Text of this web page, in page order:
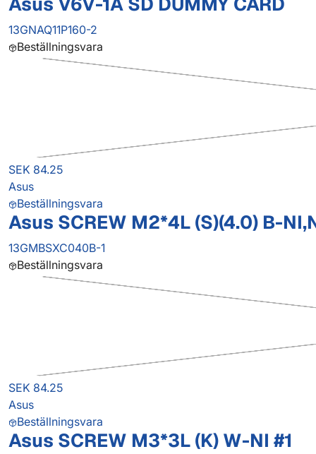
13GNAQ11P160-2
Beställningsvara
SEK 84.25
Asus
Beställningsvara
Asus SCREW M2*4L (S)(4.0) B-
13GMBSXC040B-1
Beställningsvara
SEK 84.25
Asus
Beställningsvara
Asus SCREW M3*3L (K) W-NI #1